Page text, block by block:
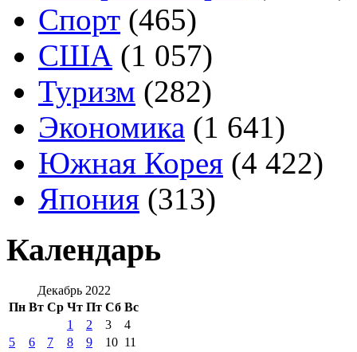
Спорт (465)
США (1 057)
Туризм (282)
Экономика (1 641)
Южная Корея (4 422)
Япония (313)
Календарь
Декабрь 2022
Пн Вт Ср Чт Пт Сб Вс
1 2 3
4
5
6 7 8 9 10 11